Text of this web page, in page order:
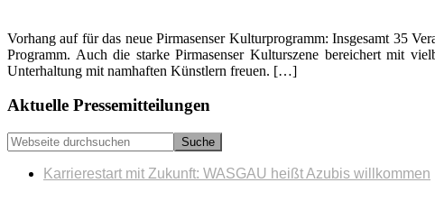
Vorhang auf für das neue Pirmasenser Kulturprogramm: Insgesamt 35
Programm. Auch die starke Pirmasenser Kulturszene bereichert mit
Unterhaltung mit namhaften Künstlern freuen. […]
Seitenspalte
Aktuelle Pressemitteilungen
Webseite
durchsuchen
Karrierestart mit Zukunft: WASGAU heißt Azubis willkommen